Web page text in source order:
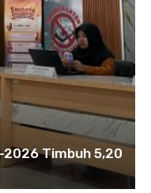
2026 Timbuh 5,20